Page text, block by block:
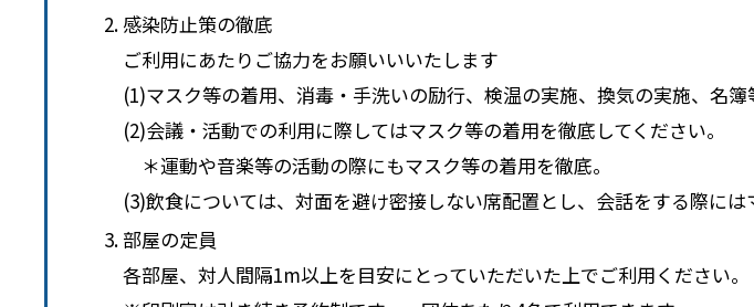
感染防止策の徹底
ご利用にあたりご協力をお願いいいたします
(1)マスク等の着用、消毒・手洗いの励行、検温の実施、換気の実施、名簿
(2)会議・活動での利用に際してはマスク等の着用を徹底してください。
＊運動や音楽等の活動の際にもマスク等の着用を徹底。
(3)飲食については、対面を避け密接しない席配置とし、会話をする際には
部屋の定員
各部屋、対人間隔1m以上を目安にとっていただいた上でご利用ください。